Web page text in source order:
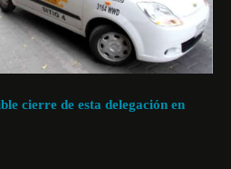
cierre de esta delegación en